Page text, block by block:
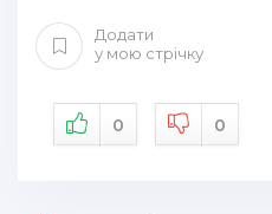
Додати
у мою стрічку
0 0